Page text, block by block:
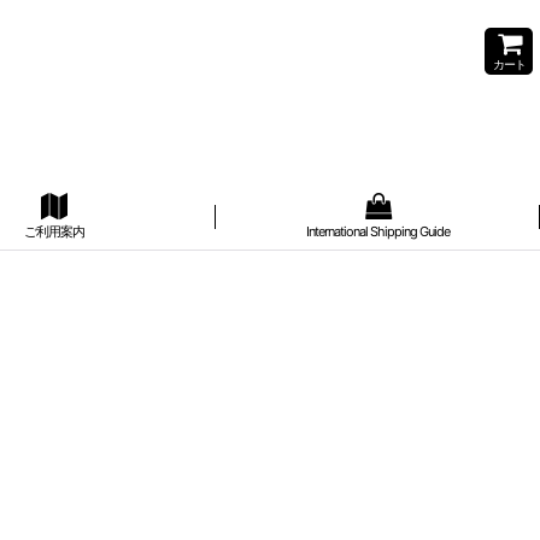
カート
ご利用案内 International Shipping Guide